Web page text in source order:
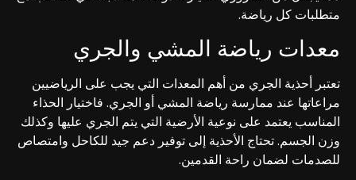
متطلبات كل رياضة.
معدات رياضة المشي والجري
تعتبر أحذية الجري من أهم المعدات التي يجب على الرياضيين
مراعاتها عند ممارسة رياضة المشي أو الجري. فاختيار الحذاء
المناسب يعتمد على نوعية الأرضية التي يتم الجري عليها وكذلك
وزن الجسم. تحتاج الأحذية إلى توفير دعم جيد للكاحل وامتصاص
للصدمات لضمان راحة القدمين.